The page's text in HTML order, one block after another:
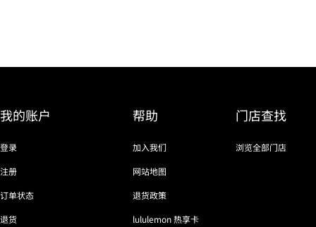
我的账户
登录
注册
订单状态
退货
帮助
加入我们
网站地图
退货政策
lululemon 热享卡
门店查找
浏览全部门店